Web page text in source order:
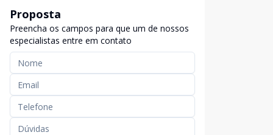
Proposta
Preencha os campos para que um de nossos
especialistas entre em contato